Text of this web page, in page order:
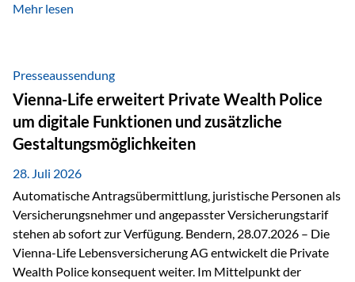
Blick behalten? Digitalisierung und KI verändern die
administrative Aufgaben, beschleunigen Abläufe und
schaffen mehr Zeit für das Wesentliche: die persönliche
Beratung. Gerade deshalb wird die individuelle Betreuung
zum entscheidenden Erfolgsfaktor. Technologie kann
unterstützen, Vertrauen entsteht jedoch weiterhin im
persönlichen Gespräch. Bei der Vienna-Life reagieren…
Mehr lesen
Presseaussendung
Vienna-Life erweitert Private Wealth Police
um digitale Funktionen und zusätzliche
Gestaltungsmöglichkeiten
28. Juli 2026
Automatische Antragsübermittlung, juristische Personen als
Versicherungsnehmer und angepasster Versicherungstarif
stehen ab sofort zur Verfügung. Bendern, 28.07.2026 – Die
Vienna-Life Lebensversicherung AG entwickelt die Private
Wealth Police konsequent weiter. Im Mittelpunkt der